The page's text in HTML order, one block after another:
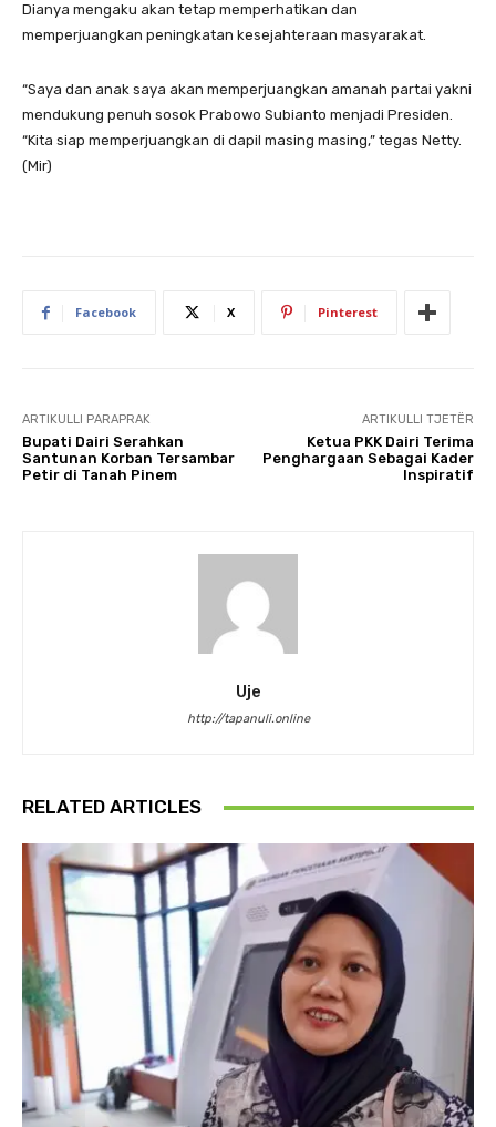
Dianya mengaku akan tetap memperhatikan dan
memperjuangkan peningkatan kesejahteraan masyarakat.
“Saya dan anak saya akan memperjuangkan amanah partai yakni
mendukung penuh sosok Prabowo Subianto menjadi Presiden.
“Kita siap memperjuangkan di dapil masing masing,” tegas Netty.
(Mir)
Facebook X Pinterest
ARTIKULLI PARAPRAK
Bupati Dairi Serahkan
Santunan Korban Tersambar
Petir di Tanah Pinem
ARTIKULLI TJETËR
Ketua PKK Dairi Terima
Penghargaan Sebagai Kader
Inspiratif
Uje
http://tapanuli.online
RELATED ARTICLES